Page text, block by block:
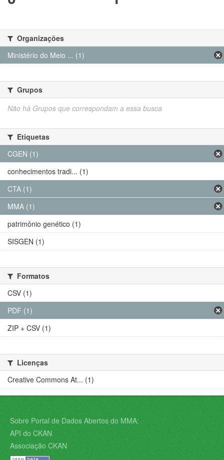
Organizações
Ministério do Meio ... (1)
Grupos
Não há Grupos que correspondam a essa busca
Etiquetas
CGEN (1)
conhecimentos tradi... (1)
CTA (1)
MMA (1)
patrimônio genético (1)
SISGEN (1)
Formatos
CSV (1)
PDF (1)
ZIP + CSV (1)
Licenças
Creative Commons At... (1)
Sobre Portal de Dados Abertos do MMA:
API do CKAN
Associação CKAN